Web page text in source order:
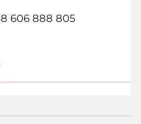
606 888 805